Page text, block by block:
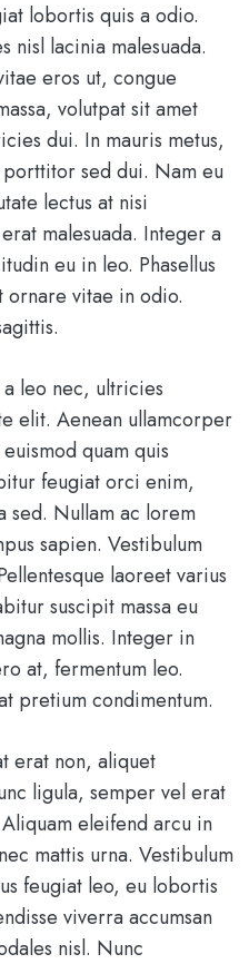
lobortis quis a odio.
nisl lacinia malesuada.
eros ut, congue
volutpat sit amet
dui. In mauris metus,
sed dui. Nam eu
lectus at nisi
malesuada. Integer a
eu in leo. Phasellus
vitae in odio.
leo nec, ultricies
elit. Aenean ullamcorper
quam quis
feugiat orci enim,
sed. Nullam ac lorem
sapien. Vestibulum
laoreet varius
suscipit massa eu
mollis. Integer in
at, fermentum leo.
pretium condimentum.
erat non, aliquet
ligula, semper vel erat
eleifend arcu in
mattis urna. Vestibulum
feugiat leo, eu lobortis
viverra accumsan
nisl. Nunc